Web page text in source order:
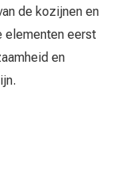
de kozijnen en
elementen eerst
en